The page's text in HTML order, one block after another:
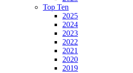
Top Ten
2025
2024
2023
2022
2021
2020
2019